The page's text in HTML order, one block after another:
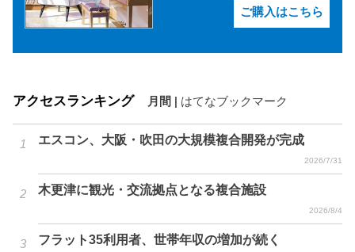
ご購入はこちら
アクセスランキング 月間 はてなブックマーク
エスコン、大阪・吹田の大規模複合開発が完成
2026/7/31
木更津に観光・交流拠点となる複合施設
2026/8/4
フラット35利用者、世帯年収の増加が続く